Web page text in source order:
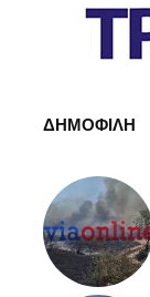
ΔΗΜΟΦΙΛΗ